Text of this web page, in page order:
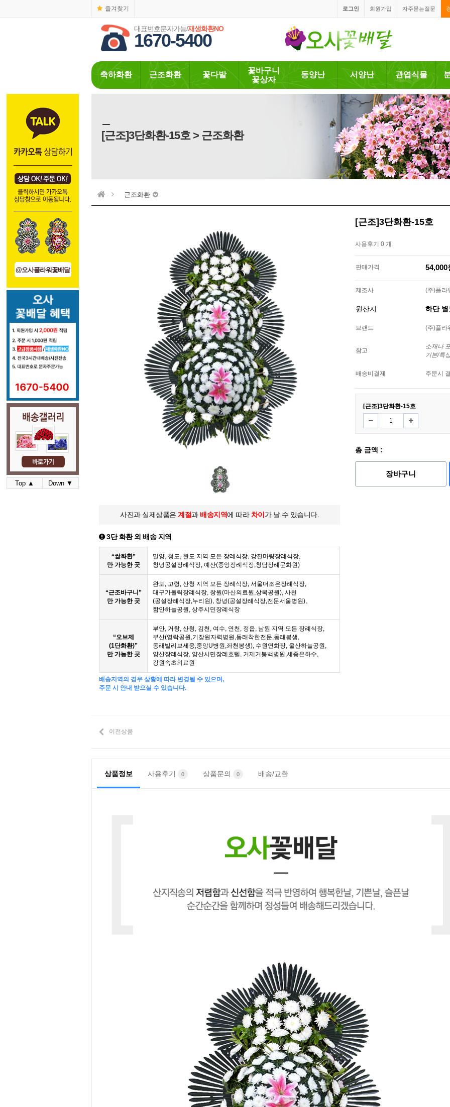
즐겨찾기 자주묻는질문
회원가입
로그인
대표번호문자가능/재생화환NO
1670-5400
축하화환 근조화환 꽃다발
꽃바구니
꽃상자
동양난 서양난 관엽식물
@오사플라워꽃배달
Top ▲ Down ▼
[근조]3단화환-15호 > 근조화환
근조화환
사진과 실제상품은 계절과배송지역에 따라 차이 가 날 수 있습니다.
3단 화환 외 배송 지역
“쌀화환”
만 가능한 곳
밀양, 청도, 완도 지역 모든 장례식장, 강진마량장례식장,
창녕공설장례식장, 예산(중앙장례식장,청담장례문화원)
“근조바구니”
만 가능한 곳
완도, 고령, 산청 지역 모든 장례식장, 서울더조은장례식장,
대구가톨릭장례식장, 창원(마산의료원,상복공원), 사천
(공설장례식장,누리원), 창녕(공설장례식장,전문서울병원),
함안하늘공원, 상주시민장례식장
“오브제
(1단화환)”
만 가능한 곳
부안, 거창, 산청, 김천, 여수, 연천, 정읍, 남원 지역 모든 장례식장,
부산(영락공원,기장원자력병원,동래착한전문,동래봉생,
동래빌리브세웅,중앙U병원,좌천봉생), 수원연화장, 울산하늘공원,
양산장례식장, 양산시민장례호텔, 거제거붕백병원,세종은하수,
강원속초의료원
배송지역의 경우 상황에 따라 변경될 수 있으며,
주문 시 안내 받으실 수 있습니다.
[근조]3단화환-15호
사용후기 0 개
판매가격 54,000
제조사 (주)플라
원산지 하단 별
브랜드 (주)플라
참고
소재나
기본/특
배송비결제 주문시
[근조]3단화환-15호
총 금액 :
장바구니
이전상품
상품정보 사용후기 0 상품문의 0 배송/교환